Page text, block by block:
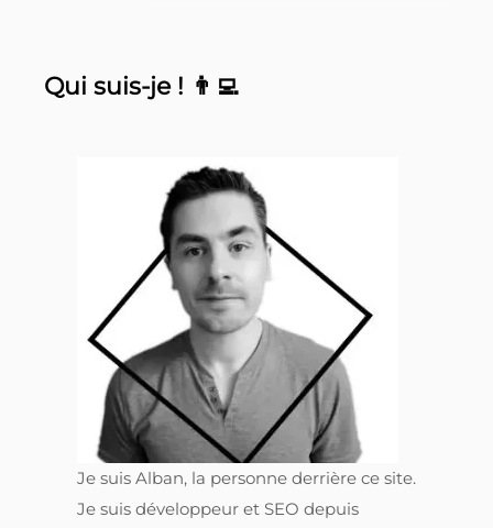
Qui suis-je ! 👨‍💻
Je suis Alban, la personne derrière ce site.
Je suis développeur et SEO depuis